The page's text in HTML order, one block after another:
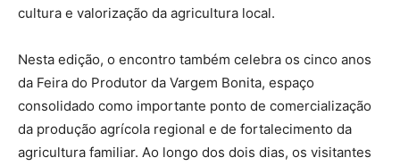
cultura e valorização da agricultura local.
Nesta edição, o encontro também celebra os cinco anos
da Feira do Produtor da Vargem Bonita, espaço
consolidado como importante ponto de comercialização
da produção agrícola regional e de fortalecimento da
agricultura familiar. Ao longo dos dois dias, os visitantes